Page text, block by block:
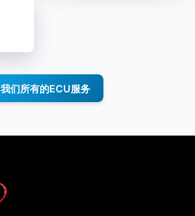
我们所有的ECU服务